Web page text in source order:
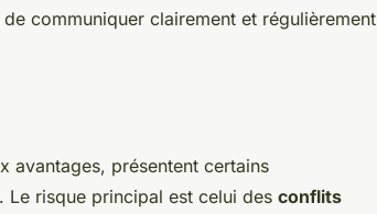
communiquer clairement et régulièrement
avantages, présentent certains
Le risque principal est celui des conflits